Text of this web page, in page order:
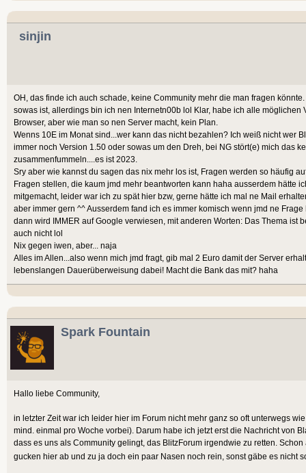
sinjin
OH, das finde ich auch schade, keine Community mehr die man fragen
sowas ist, allerdings bin ich nen Internetn00b lol Klar, habe ich alle möglichen
Browser, aber wie man so nen Server macht, kein Plan.
Wenns 10E im Monat sind...wer kann das nicht bezahlen? Ich weiß nicht wer
immer noch Version 1.50 oder sowas um den Dreh, bei NG stört(e) mich das
zusammenfummeln....es ist 2023.
Sry aber wie kannst du sagen das nix mehr los ist, Fragen werden so häufig
Fragen stellen, die kaum jmd mehr beantworten kann haha ausserdem hätte
mitgemacht, leider war ich zu spät hier bzw, gerne hätte ich mal ne Mail
aber immer gern ^^ Ausserdem fand ich es immer komisch wenn jmd ne
dann wird IMMER auf Google verwiesen, mit anderen Worten: Das Thema ist
auch nicht lol
Nix gegen iwen, aber... naja
Alles im Allen...also wenn mich jmd fragt, gib mal 2 Euro damit der Server
lebenslangen Dauerüberweisung dabei! Macht die Bank das mit? haha
Spark Fountain
Hallo liebe Community,
in letzter Zeit war ich leider hier im Forum nicht mehr ganz so oft unterwegs
mind. einmal pro Woche vorbei). Darum habe ich jetzt erst die Nachricht von
dass es uns als Community gelingt, das BlitzForum irgendwie zu retten.
gucken hier ab und zu ja doch ein paar Nasen noch rein, sonst gäbe es nicht